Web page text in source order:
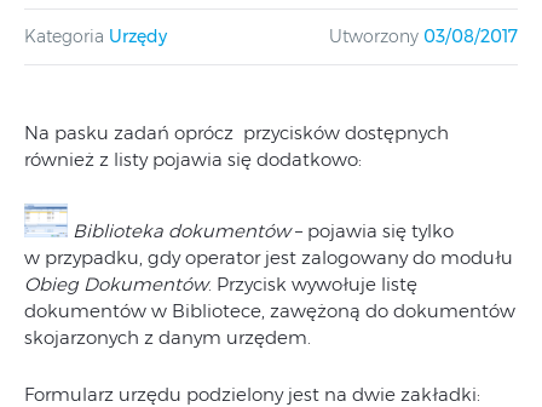
Kategoria Urzędy Utworzony 03/08/2017
Na pasku zadań oprócz przycisków dostępnych
również z listy pojawia się dodatkowo:
Biblioteka dokumentów– pojawia się tylko
w przypadku, gdy operator jest zalogowany do modułu
Obieg Dokumentów. Przycisk wywołuje listę
dokumentów w Bibliotece, zawężoną do dokumentów
skojarzonych z danym urzędem.
Formularz urzędu podzielony jest na dwie zakładki: